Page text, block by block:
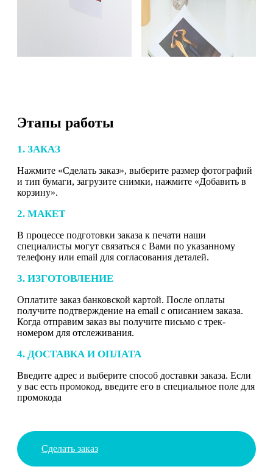
Этапы работы
1. ЗАКАЗ
Нажмите «Сделать заказ», выберите размер фотографий
и тип бумаги, загрузите снимки, нажмите «Добавить в
корзину».
2. МАКЕТ
В процессе подготовки заказа к печати наши
специалисты могут связаться с Вами по указанному
телефону или email для согласования деталей.
3. ИЗГОТОВЛЕНИЕ
Оплатите заказ банковской картой. После оплаты
получите подтверждение на email с описанием заказа.
Когда отправим заказ вы получите письмо с трек-
номером для отслеживания.
4. ДОСТАВКА И ОПЛАТА
Введите адрес и выберите способ доставки заказа. Если
у вас есть промокод, введите его в специальное поле для
промокода
Сделать заказ